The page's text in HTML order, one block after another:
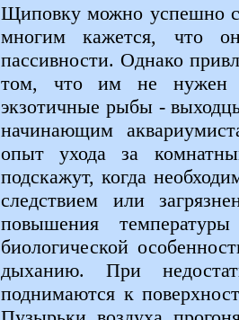
Щиповку можно успешно
многим кажется, что
пассивности. Однако
том, что им не нужен
экзотичные рыбы -
начинающим
опыт ухода за
подскажут, когда
следствием или
повышения
биологической
дыханию. При
поднимаются к